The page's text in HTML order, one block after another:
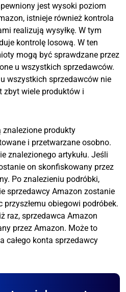
jest wysoki poziom
istnieje również kontrola
realizują wysyłkę. W tym
kontrolę losową. W ten
mogą być sprawdzane przez
u wszystkich sprzedawców.
wszystkich sprzedawców nie
zbyt wiele produktów i
produkty
i przetwarzane osobno.
znalezionego artykułu. Jeśli
on skonfiskowany przez
Po znalezieniu podróbki,
sprzedawcy Amazon zostanie
obiegowi podróbek.
raz, sprzedawca Amazon
przez Amazon. Może to
całego konta sprzedawcy